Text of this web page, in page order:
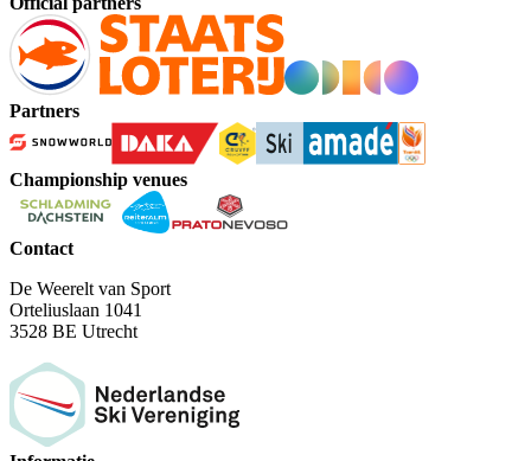
Partners
Championship venues
Contact
De Weerelt van Sport
Orteliuslaan 1041
3528 BE Utrecht